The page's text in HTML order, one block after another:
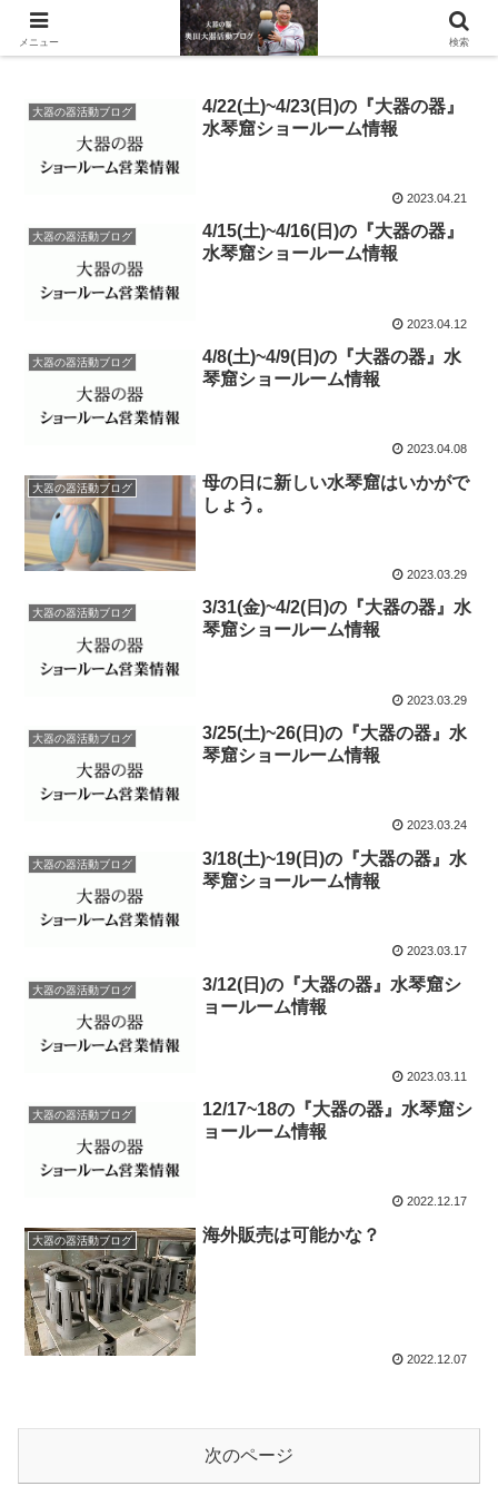
滋賀県の信楽で水琴窟や水鉢などの陶器を作っています。
大器の器活動ブログ
4/22(土)~4/23(日)の『大器の器』
水琴窟ショールーム情報
2023.04.21
大器の器活動ブログ
4/15(土)~4/16(日)の『大器の器』
水琴窟ショールーム情報
2023.04.12
大器の器活動ブログ
4/8(土)~4/9(日)の『大器の器』水
琴窟ショールーム情報
2023.04.08
大器の器活動ブログ
母の日に新しい水琴窟はいかがで
しょう。
2023.03.29
大器の器活動ブログ
3/31(金)~4/2(日)の『大器の器』水
琴窟ショールーム情報
2023.03.29
大器の器活動ブログ
3/25(土)~26(日)の『大器の器』水
琴窟ショールーム情報
2023.03.24
大器の器活動ブログ
3/18(土)~19(日)の『大器の器』水
琴窟ショールーム情報
2023.03.17
大器の器活動ブログ
3/12(日)の『大器の器』水琴窟シ
ョールーム情報
2023.03.11
大器の器活動ブログ
12/17~18の『大器の器』水琴窟シ
ョールーム情報
2022.12.17
大器の器活動ブログ 海外販売は可能かな？
2022.12.07
次のページ
メニュー 検索